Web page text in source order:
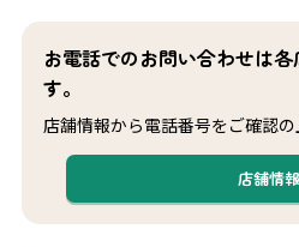
お電話でのお問い合わせは
す。
店舗情報から電話番号をご確認の
店舗情報